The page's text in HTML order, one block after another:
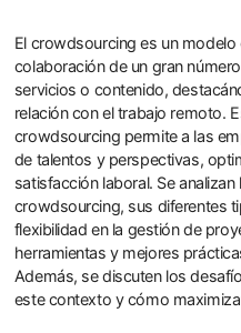
El crowdsourcing es un
colaboración de un gran
servicios o contenido,
relación con el trabajo remoto.
crowdsourcing permite a las
de talentos y perspectivas,
satisfacción laboral. Se
crowdsourcing, sus diferentes
flexibilidad en la gestión de
herramientas y mejores
Además, se discuten los
este contexto y cómo